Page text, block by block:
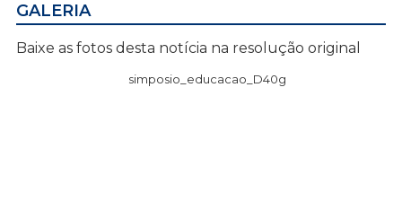
GALERIA
Baixe as fotos desta notícia na resolução original
simposio_educacao_D40g